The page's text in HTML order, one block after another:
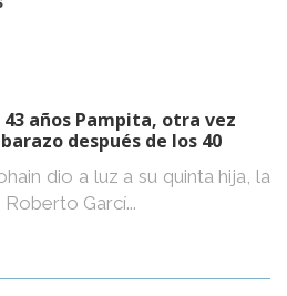
años Pampita, otra vez
después de los 40
dio a luz a su quinta hija, la
Garcí...